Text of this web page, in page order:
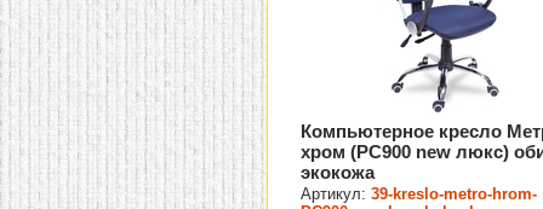
Компьютерное кресло
хром (PC900 new люкс)
экокожа
Артикул:39-kreslo-metro-hrom-